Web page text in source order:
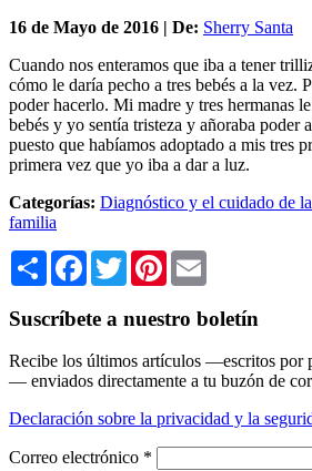
16 de Mayo de 2016 | De: Sherry Santa
Cuando nos enteramos que iba a tener
cómo le daría pecho a tres bebés a la vez.
poder hacerlo. Mi madre y tres hermanas
bebés y yo sentía tristeza y añoraba poder
puesto que habíamos adoptado a mis tres
primera vez que yo iba a dar a luz.
Categorías: Diagnóstico y el cuidado de
familia
Share Facebook
TwitterPinterest
Suscríbete a nuestro boletín
Recibe los últimos artículos —escritos por
— enviados directamente a tu buzón de
Declaración sobre la privacidad y la
Correo electrónico *